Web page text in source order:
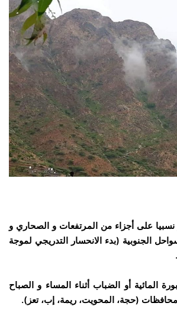
على أجزاء من المرتفعات و الصحاري و
الجنوبية (بدء الانحسار التدريجي لموجة
المائية أو الضباب أثناء المساء و الصباح
محافظات (حجة، المحويت، ريمة، إب، تعز).